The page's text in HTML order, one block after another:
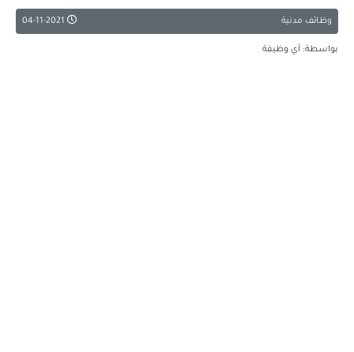
وظائف مدنية
بواسطة: أي وظيفة